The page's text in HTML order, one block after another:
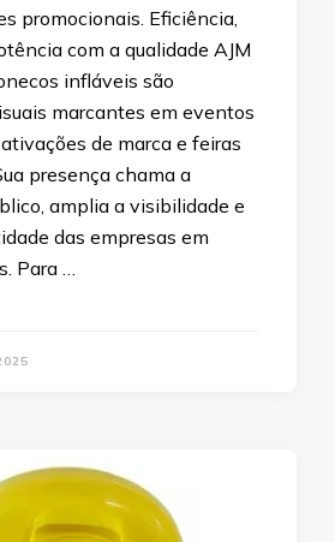
promocionais. Eficiência,
com a qualidade AJM
infláveis são
marcantes em eventos
de marca e feiras
presença chama a
amplia a visibilidade e
das empresas em
Para …